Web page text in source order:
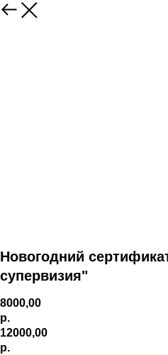
Новогодний
супервизия"
8000,00
р.
12000,00
р.